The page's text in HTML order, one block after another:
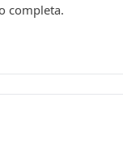
completa.